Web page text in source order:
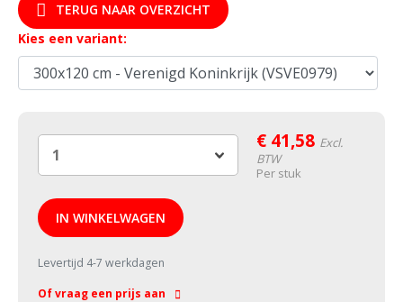
TERUG NAAR OVERZICHT
Kies een variant:
€ 41,58 Excl.
BTW
Per stuk
IN WINKELWAGEN
Levertijd 4-7 werkdagen
Of vraag een prijs aan